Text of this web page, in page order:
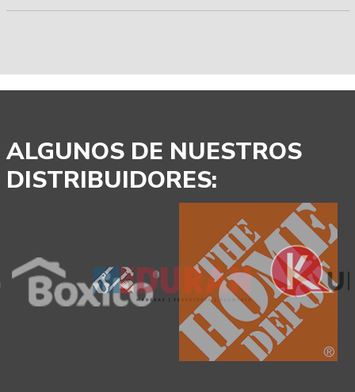
ALGUNOS DE NUESTROS
DISTRIBUIDORES: